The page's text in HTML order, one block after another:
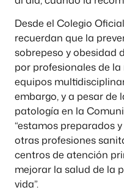
Desde el Colegio
recuerdan que la
sobrepeso y obesidad
por profesionales de
equipos
embargo, y a pesar de
patología en la
“estamos preparados
otras profesiones
centros de atención
mejorar la salud de la
vida”.